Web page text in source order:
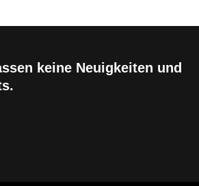
keine Neuigkeiten und